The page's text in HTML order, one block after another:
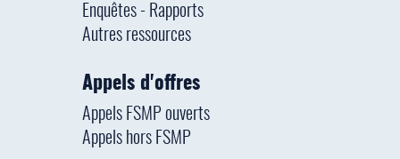
Enquêtes - Rapports
Autres ressources
Appels d'offres
Appels FSMP ouverts
Appels hors FSMP